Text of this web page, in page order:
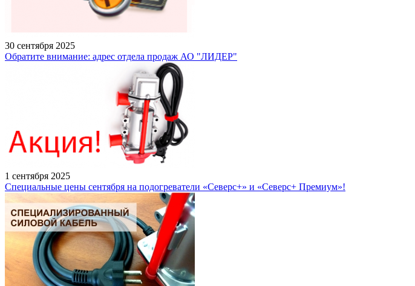
30 сентября 2025
Обратите внимание: адрес отдела продаж АО "ЛИДЕР"
1 сентября 2025
Специальные цены сентября на подогреватели «Северс+» и «Северс+ Премиум»!